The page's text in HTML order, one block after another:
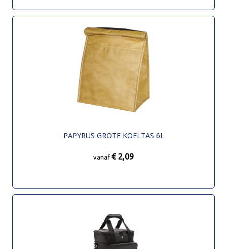
PAPYRUS GROTE KOELTAS 6L
vanaf € 2,09